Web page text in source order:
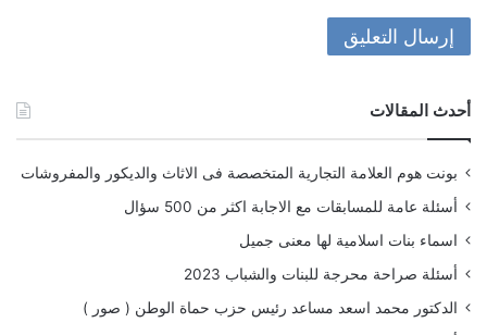
أحدث المقالات
بونت هوم العلامة التجارية المتخصصة فى الاثاث والديكور والمفروشات
أسئلة عامة للمسابقات مع الاجابة اكثر من 500 سؤال
اسماء بنات اسلامية لها معنى جميل
أسئلة صراحة محرجة للبنات والشباب 2023
الدكتور محمد اسعد مساعد رئيس حزب حماة الوطن ( صور )